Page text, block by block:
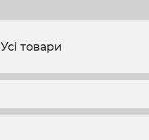
Усі товари